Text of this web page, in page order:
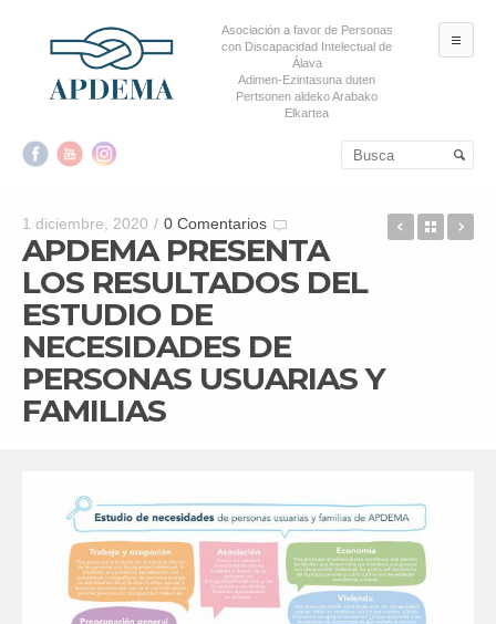
Asociación a favor de Personas
con Discapacidad Intelectual de
Álava
Adimen-Ezintasuna duten
Pertsonen aldeko Arabako
Elkartea
secundario
1 diciembre, 2020 / 0 Comentarios
APDEMA PRESENTA
LOS RESULTADOS DEL
ESTUDIO DE
NECESIDADES DE
PERSONAS USUARIAS Y
FAMILIAS
EL Back